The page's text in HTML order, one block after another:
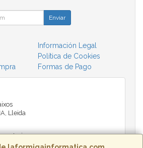
Enviar
Información Legal
Política de Cookies
Formas de Pago
Lleida